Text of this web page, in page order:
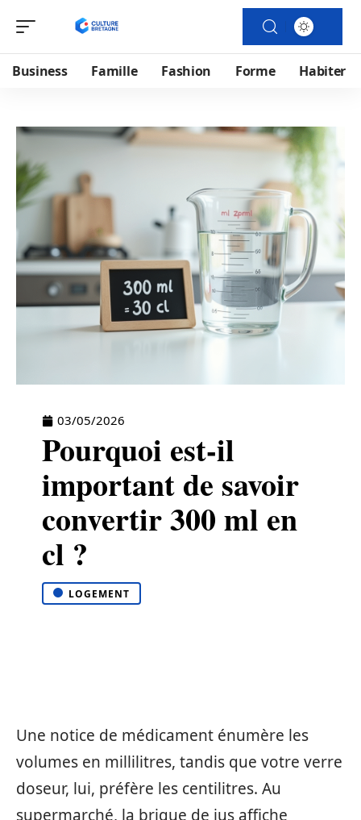
Business Famille Fashion Forme Habiter
03/05/2026
Pourquoi est-il
important de savoir
convertir 300 ml en
cl ?
LOGEMENT
Une notice de médicament énumère les
volumes en millilitres, tandis que votre verre
doseur, lui, préfère les centilitres. Au
supermarché, la brique de jus affiche